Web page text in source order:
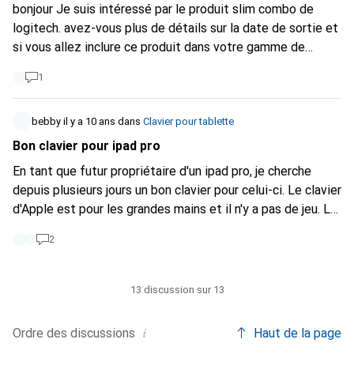
bonjour Je suis intéressé par le produit slim combo de
logitech. avez-vous plus de détails sur la date de sortie et
si vous allez inclure ce produit dans votre gamme de
1
bebby il y a 10 ans dans Clavier pour tablette
Bon clavier pour ipad pro
En tant que futur propriétaire d'un ipad pro, je cherche
depuis plusieurs jours un bon clavier pour celui-ci. Le clavier
d'Apple est pour les grandes mains et il n'y a pas de jeu. Le
écrivent longtemps, mais on ne lit rien de bon sur l'étui (qui
a-t-il trouvé une bonne alternative ? Mon expérience avec
2
Ordre des discussions i
13 discussion sur 13
Haut de la page